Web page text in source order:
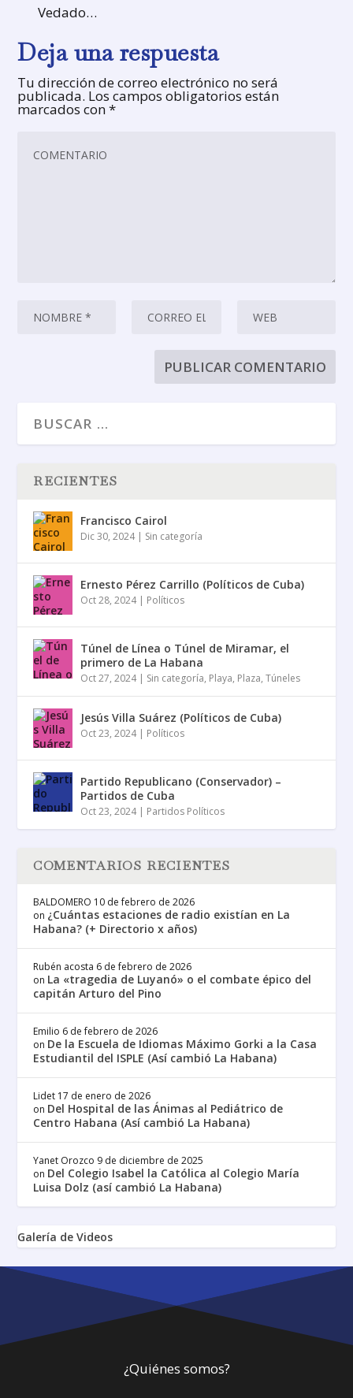
Vedado…
Deja una respuesta
Tu dirección de correo electrónico no será
publicada. Los campos obligatorios están
marcados con*
RECIENTES
Francisco Cairol
Dic 30, 2024| Sin categoría
Ernesto Pérez Carrillo (Políticos de Cuba)
Oct 28, 2024| Políticos
Túnel de Línea o Túnel de Miramar, el
primero de La Habana
Oct 27, 2024| Sin categoría, Playa, Plaza,Túneles
Jesús Villa Suárez (Políticos de Cuba)
Oct 23, 2024| Políticos
Partido Republicano (Conservador) –
Partidos de Cuba
Oct 23, 2024| Partidos Políticos
COMENTARIOS RECIENTES
BALDOMERO 10 de febrero de 2026
on ¿Cuántas estaciones de radio existían en La
Habana? (+ Directorio x años)
Rubén acosta 6 de febrero de 2026
on La «tragedia de Luyanó» o el combate épico del
capitán Arturo del Pino
Emilio 6 de febrero de 2026
on De la Escuela de Idiomas Máximo Gorki a la Casa
Estudiantil del ISPLE (Así cambió La Habana)
Lidet 17 de enero de 2026
on Del Hospital de las Ánimas al Pediátrico de
Centro Habana (Así cambió La Habana)
Yanet Orozco 9 de diciembre de 2025
on Del Colegio Isabel la Católica al Colegio María
Luisa Dolz (así cambió La Habana)
Galería de Videos
¿Quiénes somos?